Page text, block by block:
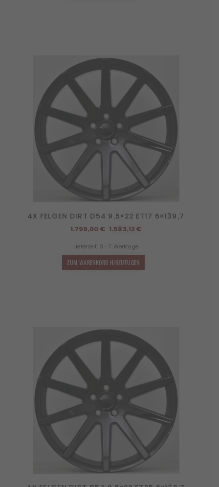
4X FELGEN DIRT D54 9,5×22 ET17 6×139,7
1.799,00€ Ursprünglicher
war:
1.799,00 €
1.583,12€Aktueller
Lieferzeit: 3 - 7 Werktage
ZUM WARENKORB HINZUFÜGEN